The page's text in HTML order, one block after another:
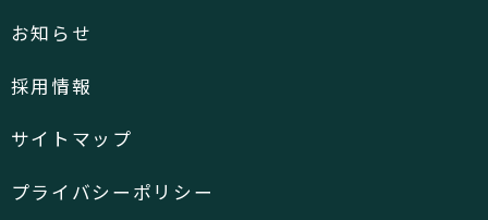
お知らせ
採用情報
サイトマップ
プライバシーポリシー